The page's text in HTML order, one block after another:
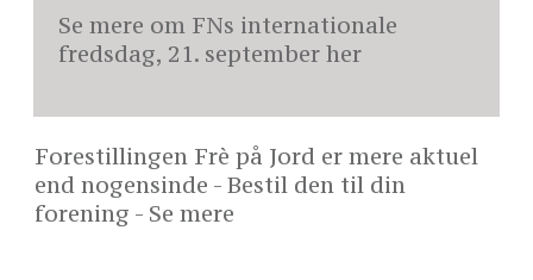
Se mere om FNs internationale
fredsdag, 21. september her
Forestillingen Frè på Jord er mere aktuel
end nogensinde - Bestil den til din
forening - Se mere